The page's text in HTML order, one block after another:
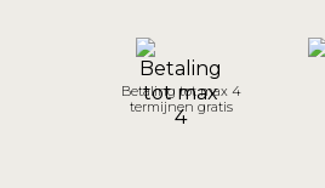
Betaling tot max 4
termijnen gratis